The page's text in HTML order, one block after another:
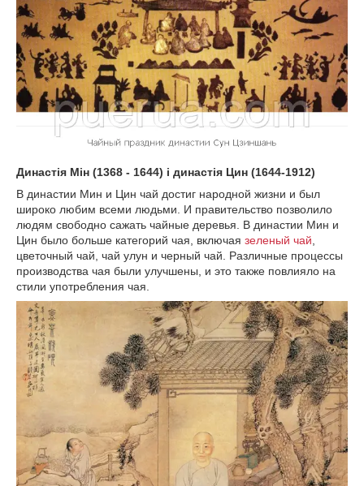
Династія Мін (1368 - 1644) і династія Цин (1644-1912)
В династии Мин и Цин чай достиг народной жизни и был
широко любим всеми людьми. И правительство позволило
людям свободно сажать чайные деревья. В династии Мин и
Цин было больше категорий чая, включая зеленый чай
цветочный чай, чай улун и черный чай. Различные процессы
производства чая были улучшены, и это также повлияло на
стили употребления чая.